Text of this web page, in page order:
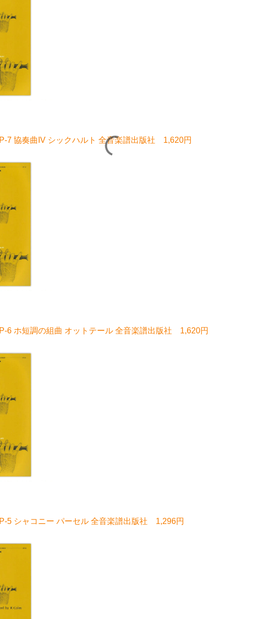
7 協奏曲IV シックハルト 全音楽譜出版社 1,620円
6 ホ短調の組曲 オットテール 全音楽譜出版社 1,620円
5 シャコニー パーセル 全音楽譜出版社 1,296円